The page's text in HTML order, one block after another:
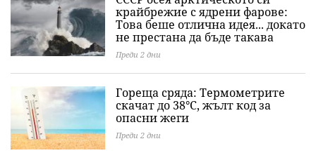
крайбрежие с ядрени фарове:
Това беше отлична идея... докато
не престана да бъде такава
Преди 2 дни
Гореща сряда: Термометрите
скачат до 38°C, жълт код за
опасни жеги
Преди 2 дни